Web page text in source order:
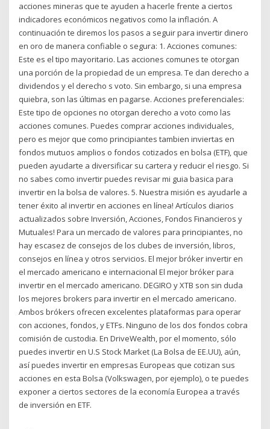
acciones mineras que te ayuden a hacerle frente a ciertos
indicadores económicos negativos como la inflación. A
continuación te diremos los pasos a seguir para invertir dinero
en oro de manera confiable o segura: 1. Acciones comunes:
Este es el tipo mayoritario. Las acciones comunes te otorgan
una porción de la propiedad de un empresa. Te dan derecho a
dividendos y el derecho s voto. Sin embargo, si una empresa
quiebra, son las últimas en pagarse. Acciones preferenciales:
Este tipo de opciones no otorgan derecho a voto como las
acciones comunes. Puedes comprar acciones individuales,
pero es mejor que como principiantes tambien inviertas en
fondos mutuos amplios o fondos cotizados en bolsa (ETF), que
pueden ayudarte a diversificar su cartera y reducir el riesgo. Si
no sabes como invertir puedes revisar mi guia basica para
invertir en la bolsa de valores. 5. Nuestra misión es ayudarle a
tener éxito al invertir en acciones en línea! Artículos diarios
actualizados sobre Inversión, Acciones, Fondos Financieros y
Mutuales! Para un mercado de valores para principiantes, no
hay escasez de consejos de los clubes de inversión, libros,
consejos en línea y otros servicios. El mejor bróker invertir en
el mercado americano e internacional El mejor bróker para
invertir en el mercado americano. DEGIRO y XTB son sin duda
los mejores brokers para invertir en el mercado americano.
Ambos brókers ofrecen excelentes plataformas para operar
con acciones, fondos, y ETFs. Ninguno de los dos fondos cobra
comisión de custodia. En DriveWealth, por el momento, sólo
puedes invertir en U.S Stock Market (La Bolsa de EE.UU), aún,
así puedes invertir en empresas Europeas que cotizan sus
acciones en esta Bolsa (Volkswagen, por ejemplo), o te puedes
exponer a ciertos sectores de la economía Europea a través
de inversión en ETF.